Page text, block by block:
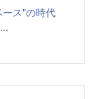
ス"の時代